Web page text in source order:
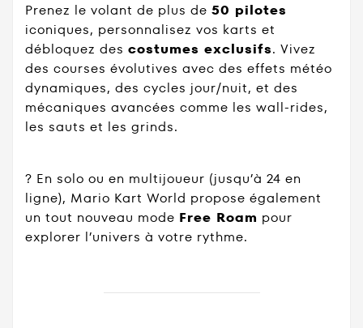
Prenez le volant de plus de 50 pilotes
iconiques, personnalisez vos karts et
débloquez des costumes exclusifs. Vivez
des courses évolutives avec des effets météo
dynamiques, des cycles jour/nuit, et des
mécaniques avancées comme les wall-rides,
les sauts et les grinds.
? En solo ou en multijoueur (jusqu’à 24 en
ligne), Mario Kart World propose également
un tout nouveau mode Free Roam pour
explorer l’univers à votre rythme.